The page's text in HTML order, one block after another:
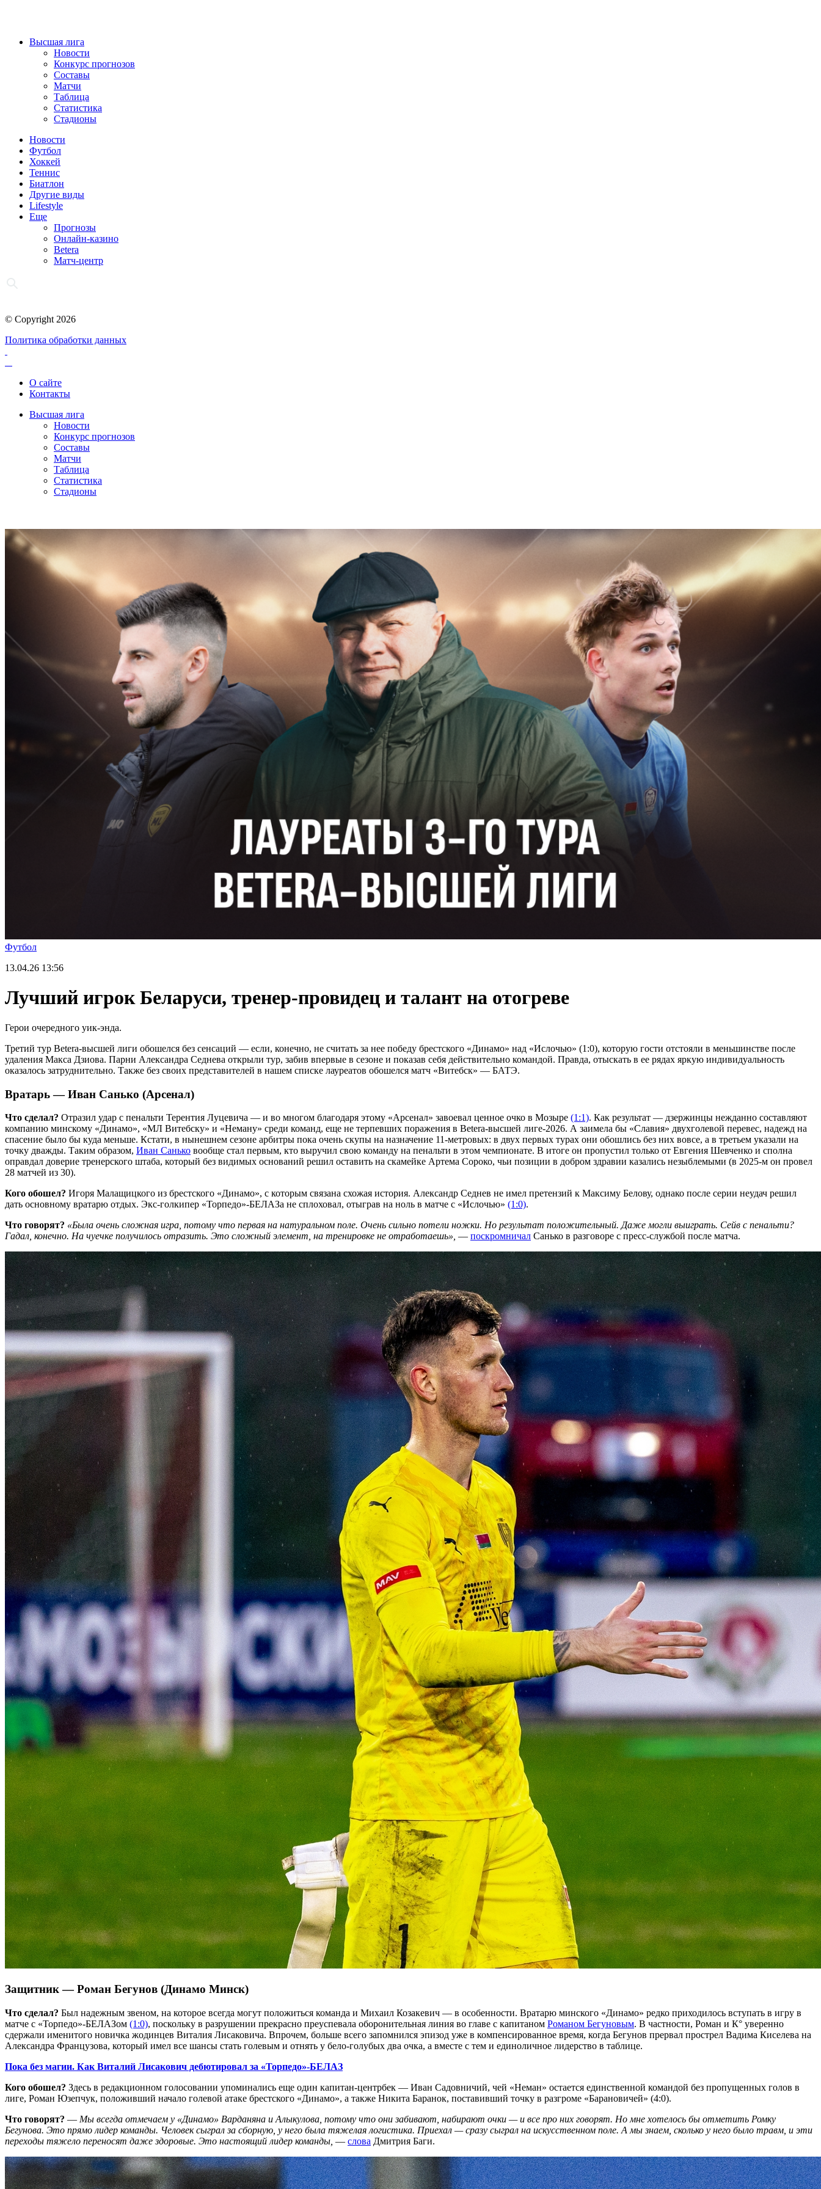
Высшая лига
Новости
Конкурс прогнозов
Составы
Матчи
Таблица
Статистика
Стадионы
Новости
Футбол
Хоккей
Теннис
Биатлон
Другие виды
Lifestyle
Еще
Прогнозы
Онлайн-казино
Betera
Матч-центр
© Copyright 2026
Политика обработки данных
О сайте
Контакты
Высшая лига
Новости
Конкурс прогнозов
Составы
Матчи
Таблица
Статистика
Стадионы
Футбол
13.04.26 13:56
Лучший игрок Беларуси, тренер-провидец и талант на отогреве
Герои очередного уик-энда.
Третий тур Betera-высшей лиги обошелся без сенсаций — если, конечно, не считать за нее победу брестского «Динамо» над «Ислочью» (1:0), которую гости отстояли в меньшинстве после
удаления Макса Дзиова. Парни Александра Седнева открыли тур, забив впервые в сезоне и показав себя действительно командой. Правда, отыскать в ее рядах яркую индивидуальность
оказалось затруднительно. Также без своих представителей в нашем списке лауреатов обошелся матч «Витебск» — БАТЭ.
Вратарь — Иван Санько (Арсенал)
Что сделал? Отразил удар с пенальти Терентия Луцевича — и во многом благодаря этому «Арсенал» завоевал ценное очко в Мозыре (1:1). Как результат — дзержинцы нежданно составляют
компанию минскому «Динамо», «МЛ Витебску» и «Неману» среди команд, еще не терпевших поражения в Betera-высшей лиге-2026. А заимела бы «Славия» двухголевой перевес, надежд на
спасение было бы куда меньше. Кстати, в нынешнем сезоне арбитры пока очень скупы на назначение 11-метровых: в двух первых турах они обошлись без них вовсе, а в третьем указали на
точку дважды. Таким образом, Иван Санько вообще стал первым, кто выручил свою команду на пенальти в этом чемпионате. В итоге он пропустил только от Евгения Шевченко и сполна
оправдал доверие тренерского штаба, который без видимых оснований решил оставить на скамейке Артема Сороко, чьи позиции в добром здравии казались незыблемыми (в 2025-м он провел
28 матчей из 30).
Кого обошел? Игоря Малащицкого из брестского «Динамо», с которым связана схожая история. Александр Седнев не имел претензий к Максиму Белову, однако после серии неудач решил
дать основному вратарю отдых. Экс-голкипер «Торпедо»-БЕЛАЗа не сплоховал, отыграв на ноль в матче с «Ислочью» (1:0).
Что говорят? «Была очень сложная игра, потому что первая на натуральном поле. Очень сильно потели ножки. Но результат положительный. Даже могли выиграть. Сейв с пенальти?
Гадал, конечно. На чуечке получилось отразить. Это сложный элемент, на тренировке не отработаешь», — поскромничал Санько в разговоре с пресс-службой после матча.
Защитник — Роман Бегунов (Динамо Минск)
Что сделал? Был надежным звеном, на которое всегда могут положиться команда и Михаил Козакевич — в особенности. Вратарю минского «Динамо» редко приходилось вступать в игру в
матче с «Торпедо»-БЕЛАЗом (1:0), поскольку в разрушении прекрасно преуспевала оборонительная линия во главе с капитаном Романом Бегуновым. В частности, Роман и К° уверенно
сдержали именитого новичка жодинцев Виталия Лисаковича. Впрочем, больше всего запомнился эпизод уже в компенсированное время, когда Бегунов прервал прострел Вадима Киселева на
Александра Французова, который имел все шансы стать голевым и отнять у бело-голубых два очка, а вместе с тем и единоличное лидерство в таблице.
Пока без магии. Как Виталий Лисакович дебютировал за «Торпедо»-БЕЛАЗ
Кого обошел? Здесь в редакционном голосовании упоминались еще один капитан-центрбек — Иван Садовничий, чей «Неман» остается единственной командой без пропущенных голов в
лиге, Роман Юзепчук, положивший начало голевой атаке брестского «Динамо», а также Никита Баранок, поставивший точку в разгроме «Барановичей» (4:0).
Что говорят? — Мы всегда отмечаем у «Динамо» Варданяна и Алыкулова, потому что они забивают, набирают очки — и все про них говорят. Но мне хотелось бы отметить Ромку
Бегунова. Это прямо лидер команды. Человек сыграл за сборную, у него была тяжелая логистика. Приехал — сразу сыграл на искусственном поле. А мы знаем, сколько у него было травм, и эти
переходы тяжело переносят даже здоровые. Это настоящий лидер команды, — слова Дмитрия Баги.